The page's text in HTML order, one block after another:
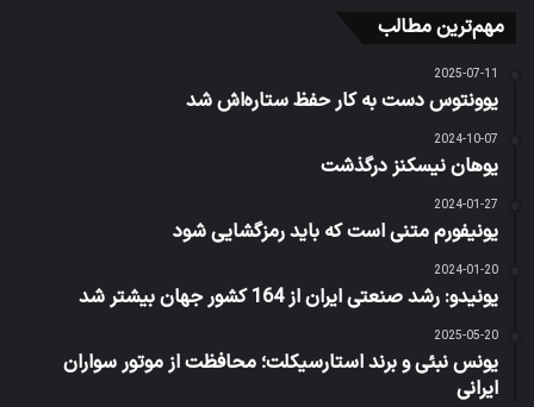
مهم‌ترین مطالب
2025-07-11
یوونتوس دست به کار حفظ ستاره‌اش شد
2024-10-07
یوهان نیسکنز درگذشت
2024-01-27
یونیفورم متنی است که باید رمزگشایی شود
2024-01-20
یونیدو: رشد صنعتی ایران از 164 کشور جهان بیشتر شد
2025-05-20
یونس نبئی و برند استارسیکلت؛ محافظت از موتور سواران
ایرانی